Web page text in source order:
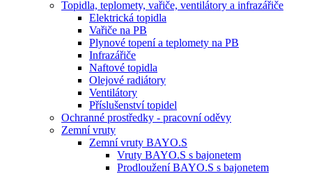
Topidla, teplomety, vařiče, ventilátory a infrazářiče
Elektrická topidla
Vařiče na PB
Plynové topení a teplomety na PB
Infrazářiče
Naftové topidla
Olejové radiátory
Ventilátory
Příslušenství topidel
Ochranné prostředky - pracovní oděvy
Zemní vruty
Zemní vruty BAYO.S
Vruty BAYO.S s bajonetem
Prodloužení BAYO.S s bajonetem